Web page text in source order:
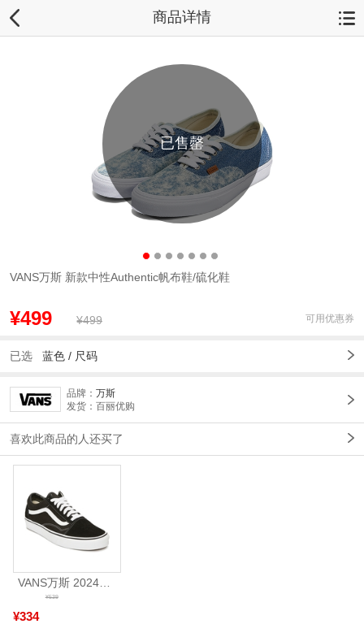
商品详情
已售罄
VANS万斯 新款中性Authentic帆布鞋/硫化鞋
¥499 ¥499 可用优惠券
已选 蓝色 / 尺码
品牌： 万斯
发货：百丽优购
喜欢此商品的人还买了
VANS万斯 2024年新款中性OldSkool帆布鞋/硫化鞋VN000D3HY28（延续款）
¥334
¥539